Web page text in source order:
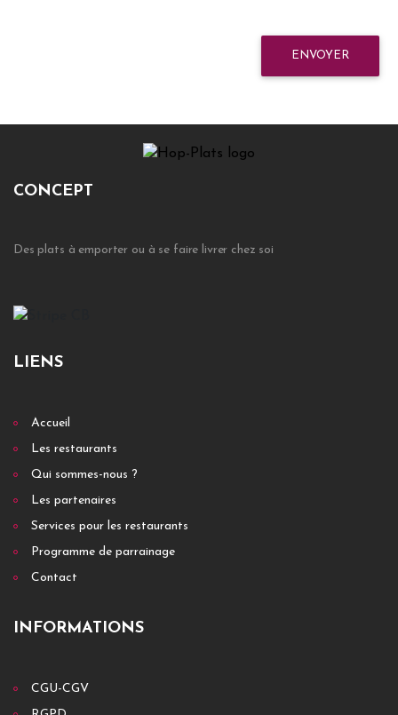
ENVOYER
CONCEPT
Des plats à emporter ou à se faire livrer chez soi
LIENS
Accueil
Les restaurants
Qui sommes-nous ?
Les partenaires
Services pour les restaurants
Programme de parrainage
Contact
INFORMATIONS
CGU-CGV